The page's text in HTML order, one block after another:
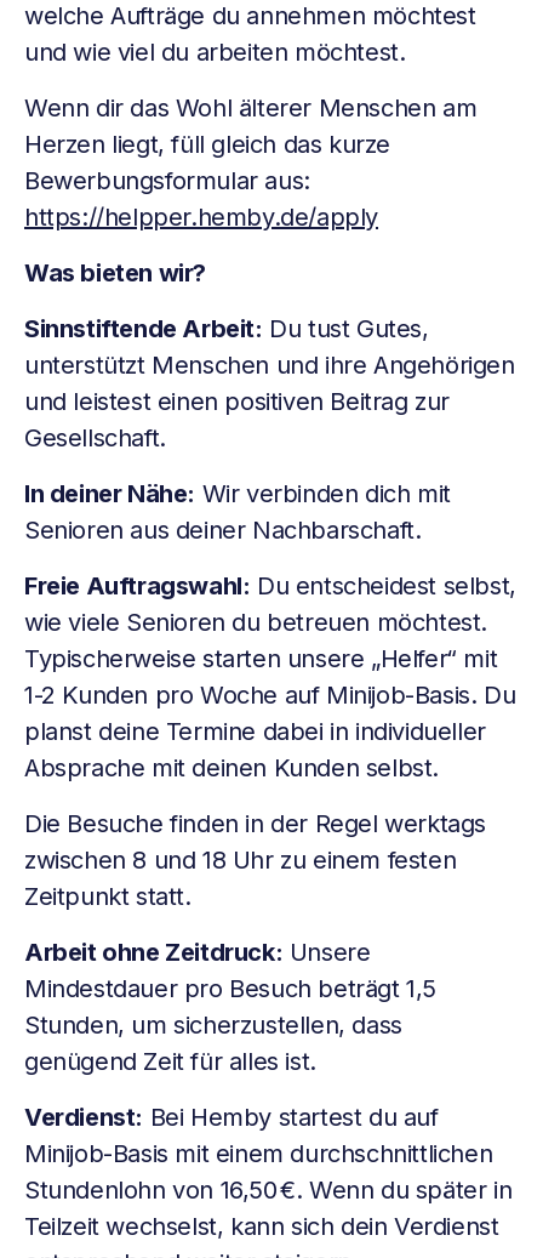
welche Aufträge du annehmen möchtest
und wie viel du arbeiten möchtest.
Wenn dir das Wohl älterer Menschen am
Herzen liegt, füll gleich das kurze
Bewerbungsformular aus:
https://helpper.hemby.de/apply
Was bieten wir?
Sinnstiftende Arbeit: Du tust Gutes,
unterstützt Menschen und ihre Angehörigen
und leistest einen positiven Beitrag zur
Gesellschaft.
In deiner Nähe: Wir verbinden dich mit
Senioren aus deiner Nachbarschaft.
Freie Auftragswahl: Du entscheidest selbst,
wie viele Senioren du betreuen möchtest.
Typischerweise starten unsere „Helfer“ mit
1-2 Kunden pro Woche auf Minijob-Basis. Du
planst deine Termine dabei in individueller
Absprache mit deinen Kunden selbst.
Die Besuche finden in der Regel werktags
zwischen 8 und 18 Uhr zu einem festen
Zeitpunkt statt.
Arbeit ohne Zeitdruck: Unsere
Mindestdauer pro Besuch beträgt 1,5
Stunden, um sicherzustellen, dass
genügend Zeit für alles ist.
Verdienst: Bei Hemby startest du auf
Minijob-Basis mit einem durchschnittlichen
Stundenlohn von 16,50 €. Wenn du später in
Teilzeit wechselst, kann sich dein Verdienst